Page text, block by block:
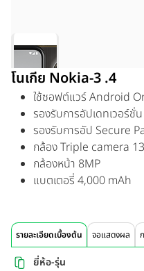
โนเกีย Nokia-3 .4
ใช้ซอฟต์แวร์ Android
รองรับการอัปเดทเวอร์
รองรับการอัป Secure
กล้อง Triple camera
กล้องหน้า 8MP
แบตเตอรี่ 4,000 mAh
รายละเอียดเบื้องต้น จอแสดงผล
ยี่ห้อ-รุ่น